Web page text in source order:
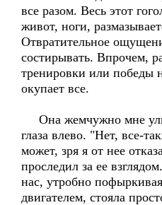
все разом. Весь этот
живот, ноги,
Отвратительное
состирывать. Впрочем,
тренировки или победы
окупает все.
Она жемчужно мне
глаза влево. "Нет, все-
может, зря я от нее
проследил за ее
нас, утробно
двигателем, стояла